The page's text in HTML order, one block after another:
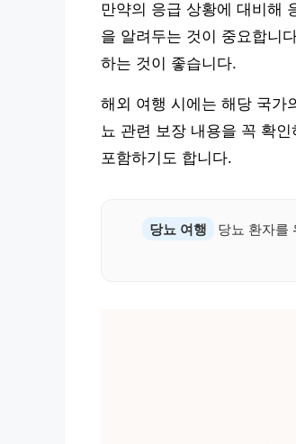
만약의 응급 상황에 대비해
을 알려두는 것이 중요합니
하는 것이 좋습니다.
해외 여행 시에는 해당 국가
뇨 관련 보장 내용을 꼭 확
포함하기도 합니다.
당뇨 여행 당뇨 환자를